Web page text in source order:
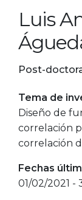
Luis
Post-
Tema de
Diseño de
correlación
correlación
Fechas
01/02/2021 -